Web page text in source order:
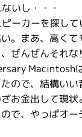
いし・・・
ーカーを探し
。まあ、高く
ぜんぜんそれな
Macintosh
ので、結構いい
お金出して現状
で、やっぱオ